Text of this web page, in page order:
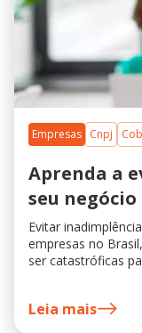
Empresas Cnpj
Aprenda a
seu negócio
Evitar
empresas no
ser catastróficas
Leia mais